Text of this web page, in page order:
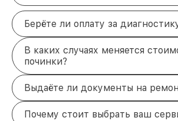
Берёте ли оплату за
В каких случаях меняется
починки?
Выдаёте ли документы на
Почему стоит выбрать ваш